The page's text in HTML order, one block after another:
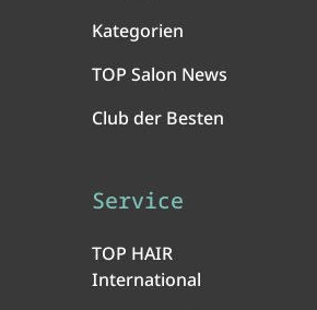
Kategorien
TOP Salon News
Club der Besten
Service
TOP HAIR
International